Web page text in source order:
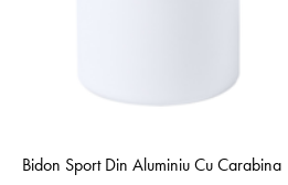
Bidon Sport Din Aluminiu Cu Carabina